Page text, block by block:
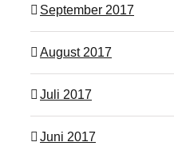
September 2017
August 2017
Juli 2017
Juni 2017